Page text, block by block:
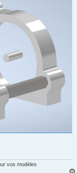
vos modèles